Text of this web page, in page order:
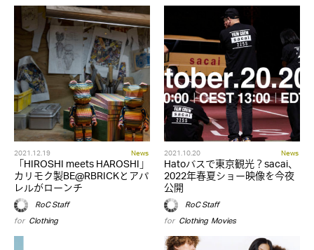
2021.12.19 News
「HIROSHI meets HAROSHI」
カリモク製BE@RBRICKとアパ
レルがローンチ
RoC Staff
for Clothing
2021.10.20 News
Hatoバスで東京観光？sacai、
2022年春夏ショー映像を今夜
公開
RoC Staff
for Clothing,Movies